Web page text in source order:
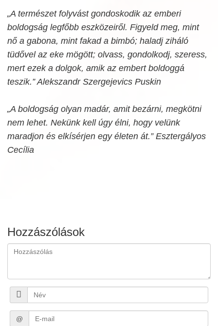
„A természet folyvást gondoskodik az emberi
boldogság legfőbb eszközeiről. Figyeld meg, mint
nő a gabona, mint fakad a bimbó; haladj ziháló
tüdővel az eke mögött; olvass, gondolkodj, szeress,
mert ezek a dolgok, amik az embert boldoggá
teszik.” Alekszandr Szergejevics Puskin
„A boldogság olyan madár, amit bezárni, megkötni
nem lehet. Nekünk kell úgy élni, hogy velünk
maradjon és elkísérjen egy életen át.” Esztergályos
Cecília
Hozzászólások
@